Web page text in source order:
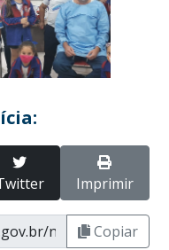
Imprimir
Copiar